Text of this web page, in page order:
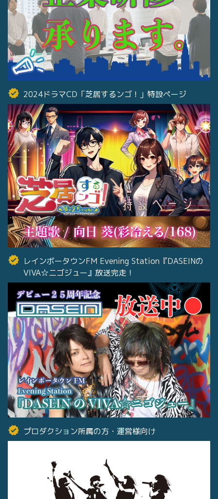
2024ドラマCD「芝居するンゴ！」特設ページ
レインボータウンFM Evening Station『DASEINの
VIVA☆ニゴジュー』放送完走！
プロダクション所属の方・運営様向け